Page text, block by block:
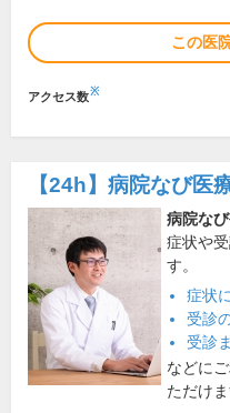
この医
アクセス数※
【24h】 病院なび医
病院な
症状や
す。
症状
受診
受診
などに
ただけま